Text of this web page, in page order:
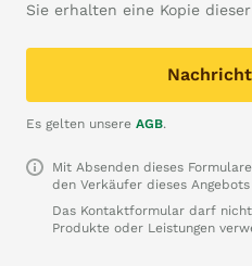
Sie erhalten eine Kopie
Es gelten unsere AGB.
Mit Absenden dieses
den Verkäufer dieses
Das Kontaktformular darf
Produkte oder Leistungen